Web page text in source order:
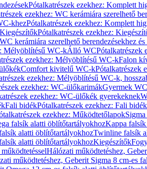
Pótalkatrészek ezekhez: Komplett
ezekhez: WC kerámiára szerelhető
khezPótalkatrészek ezekhez: Komplett
KiegészítőkPótalkatrészek ezekhez:
WC kerámiára szerelhető berendezésekhez
Mélyöblítésű WC-kÁlló WCPótalkatrészek
ezekhez: Mélyöblítésű WC-kFalon
Comfort kivitelű WC-kPótalkatrészek
ezekhez: Mélyöblítésű WC-k,
ezekhez: WC-ülőkarimákGyermek
ezekhez: WC-ülőkék gyerekeknek
Fali bidékPótalkatrészek ezekhez: Fali bidék
ezekhez: Működtetőlapok
falsík alatti öblítőtartályokhozKappa
alatti öblítőtartályokhozTwinline falsík
alatti öblítőtartályokhozKiegészítők
Hálózati működtetéshez,
működtetéshez, Geberit Sigma 8 cm-es